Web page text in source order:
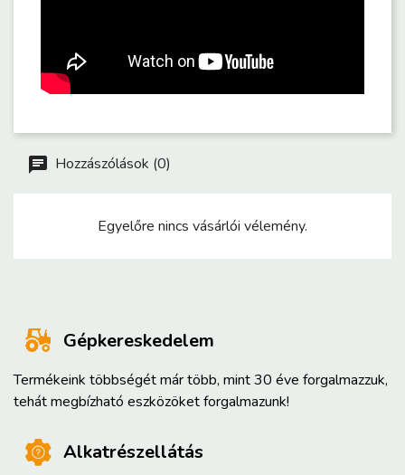
Hozzászólások (0)
Egyelőre nincs vásárlói vélemény.
Gépkereskedelem
Termékeink többségét már több, mint 30 éve forgalmazzuk,
tehát megbízható eszközöket forgalmazunk!
Alkatrészellátás